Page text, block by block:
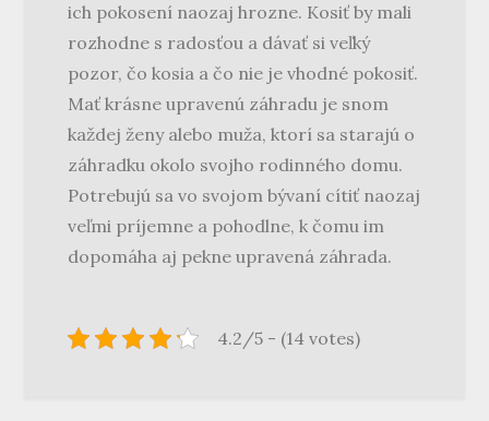
ich pokosení naozaj hrozne. Kosiť by mali
rozhodne s radosťou a dávať si veľký
pozor, čo kosia a čo nie je vhodné pokosiť.
Mať krásne upravenú záhradu je snom
každej ženy alebo muža, ktorí sa starajú o
záhradku okolo svojho rodinného domu.
Potrebujú sa vo svojom bývaní cítiť naozaj
veľmi príjemne a pohodlne, k čomu im
dopomáha aj pekne upravená záhrada.
4.2/5 - (14 votes)